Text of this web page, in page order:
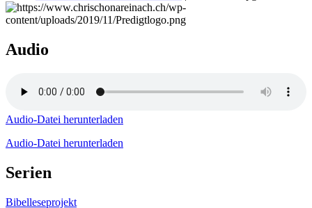
Audio
Audio-Datei herunterladen
Audio-Datei herunterladen
Serien
Bibelleseprojekt